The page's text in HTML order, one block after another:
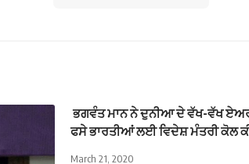
ਭਗਵੰਤ ਮਾਨ ਨੇ ਦੁਨੀਆ ਦੇ ਵੱਖ-ਵੱਖ
ਫਸੇ ਭਾਰਤੀਆਂ ਲਈ ਵਿਦੇਸ਼ ਮੰਤਰੀ ਕੋਲ
March 21, 2020